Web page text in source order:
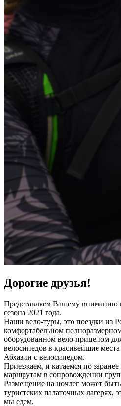
Дорогие друзья!
Представляем Вашему вниманию
сезона 2021 года.
Наши вело-туры, это поездки из
комфортабельном
оборудованном вело-прицепом
велосипедов в красивейшие
Абхазии с велосипедом.
Приезжаем, и катаемся по
маршрутам в сопровождении
Размещение на ночлег может
туристских палаточных лагерях,
мы едем.